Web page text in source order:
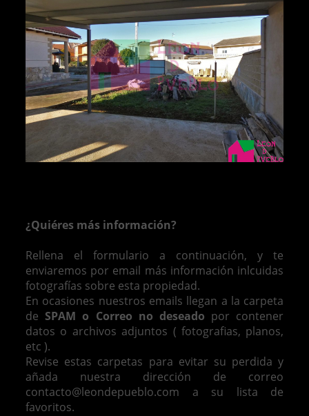
¿Quiéres más información?
Rellena el formulario a continuación, y te
enviaremos por email más información inlcuidas
fotografías sobre esta propiedad.
En ocasiones nuestros emails llegan a la carpeta
de SPAM o Correo no deseado por contener
datos o archivos adjuntos ( fotografias, planos,
etc ).
Revise estas carpetas para evitar su perdida y
añada nuestra dirección de correo
contacto@leondepueblo.com a su lista de
favoritos.